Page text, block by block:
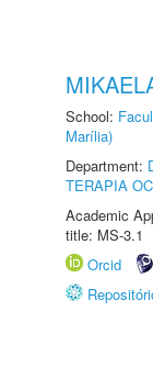
School:
Marília)
Department:
TERAPIA
Academic
title: MS-3.1
Orcid